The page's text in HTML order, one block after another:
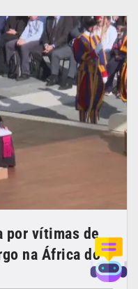
por vítimas de
na África do